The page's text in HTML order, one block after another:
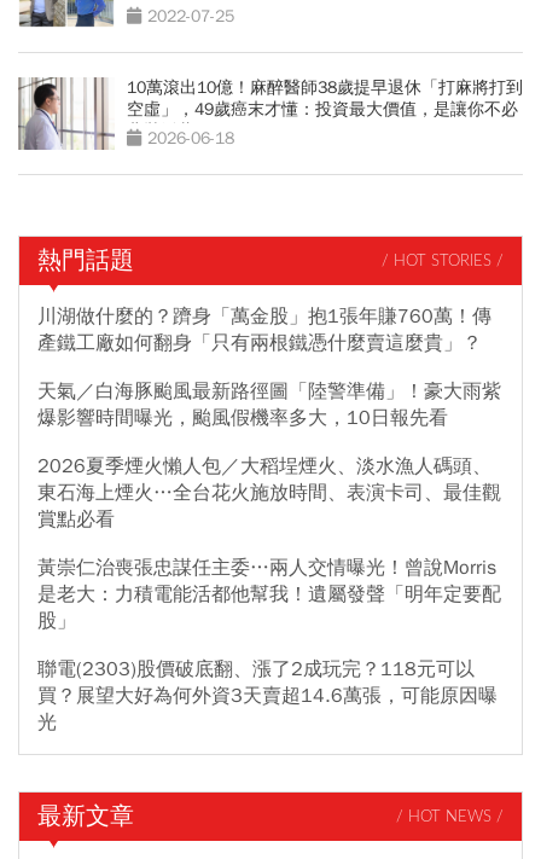
2022-07-25
10萬滾出10億！麻醉醫師38歲提早退休「打麻將打到
空虛」，49歲癌末才懂：投資最大價值，是讓你不必
悲壯活著
2026-06-18
熱門話題 / HOT STORIES /
川湖做什麼的？躋身「萬金股」抱1張年賺760萬！傳
產鐵工廠如何翻身「只有兩根鐵憑什麼賣這麼貴」？
天氣／白海豚颱風最新路徑圖「陸警準備」！豪大雨紫
爆影響時間曝光，颱風假機率多大，10日報先看
2026夏季煙火懶人包／大稻埕煙火、淡水漁人碼頭、
東石海上煙火…全台花火施放時間、表演卡司、最佳觀
賞點必看
黃崇仁治喪張忠謀任主委…兩人交情曝光！曾說Morris
是老大：力積電能活都他幫我！遺屬發聲「明年定要配
股」
聯電(2303)股價破底翻、漲了2成玩完？118元可以
買？展望大好為何外資3天賣超14.6萬張，可能原因曝
光
最新文章 / HOT NEWS /